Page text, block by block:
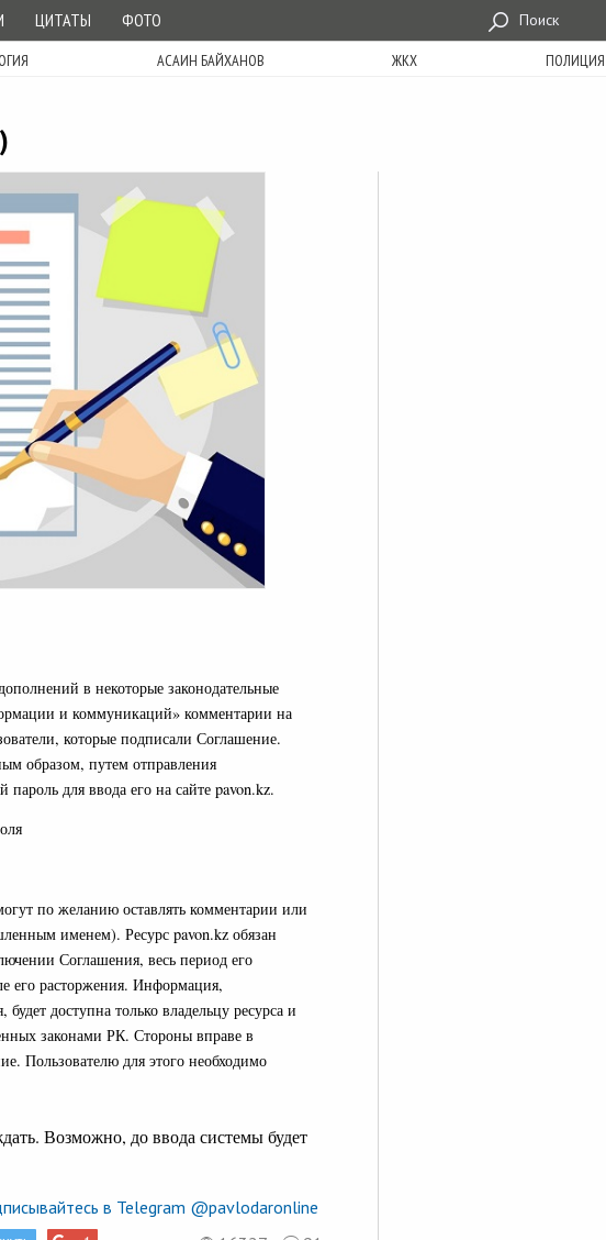
ЦИТАТЫ ФОТО Поиск
АСАИН БАЙХАНОВ ЖКХ ПОЛИЦИЯ
в некоторые законодательные
и коммуникаций» комментарии на
которые подписали Соглашение.
образом, путем отправления
для ввода его на сайте pavon.kz.
по желанию оставлять комментарии или
именем). Ресурс pavon.kz обязан
Соглашения, весь период его
его расторжения. Информация,
доступна только владельцу ресурса и
законами РК. Стороны вправе в
Пользователю для этого необходимо
Возможно, до ввода системы будет
в Telegram @pavlodaronline